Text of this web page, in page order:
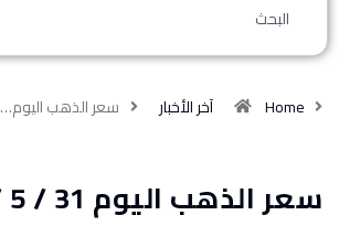
Home آخر الأخبار سعر الذهب اليوم…
سعر الذهب اليوم 31 / 5 / 2023